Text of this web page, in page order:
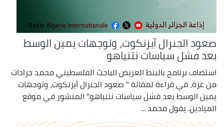
صعود الجنرال آيزنكوت، وتوجهات يمين الوسط
بعد فشل سياسات نتنياهو
استضاف برنامج بالبنط العريض الباحث الفلسطيني محمد جرادات
من غزة، في قراءة لمقالة " صعود الجنرال آيزنكوت، وتوجهات
يمين الوسط بعد فشل سياسات نتنياهو" المنشور في موقع
الميادين. يقول محمد ...